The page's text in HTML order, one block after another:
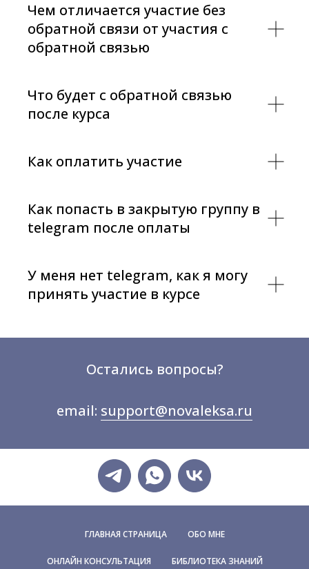
Чем отличается участие без
обратной связи от участия с
обратной связью
Что будет с обратной связью
после курса
Как оплатить участие
Как попасть в закрытую группу в
telegram после оплаты
У меня нет telegram, как я могу
принять участие в курсе
Остались вопросы?
email: support@novaleksa.ru
ГЛАВНАЯ СТРАНИЦА ОБО МНЕ
ОНЛАЙН КОНСУЛЬТАЦИЯ БИБЛИОТЕКА ЗНАНИЙ